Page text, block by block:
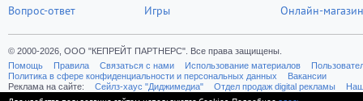
Вопрос-ответ
Игры
Онлайн-магазин
© 2000-2026, ООО "КЕПРЕЙТ ПАРТНЕРС". Все права защищены.
Помощь
Правила Связаться с нами Использование материалов
Политика в сфере конфиденциальности и персональных данных
Вакансии
Реклама на сайте:
Cейлз-хаус "Диджимедиа" Отдел продаж digital рекламы